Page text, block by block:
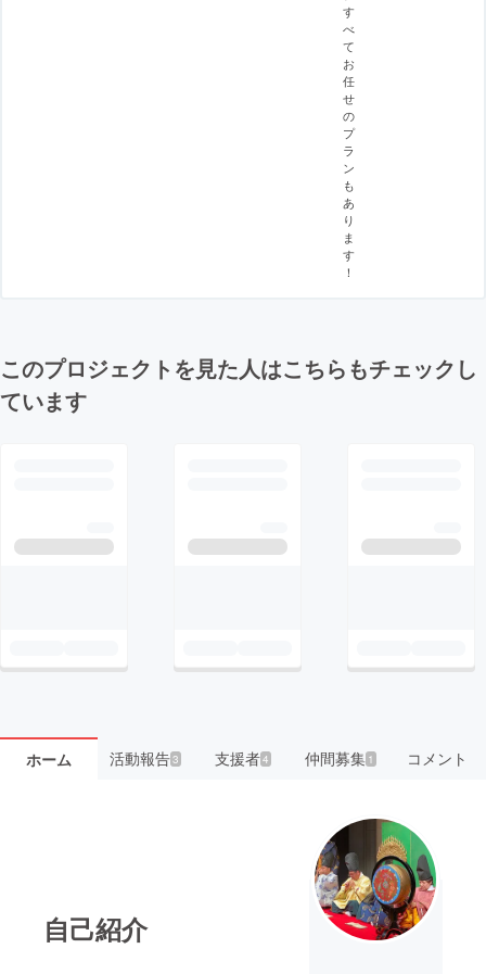
す
べ
て
お
任
せ
の
プ
ラ
ン
も
あ
り
ま
す
！
このプロジェクトを見た人はこちらもチェックし
ています
ホーム 活動報告3 支援者4 仲間募集 1 コメント
自己紹介